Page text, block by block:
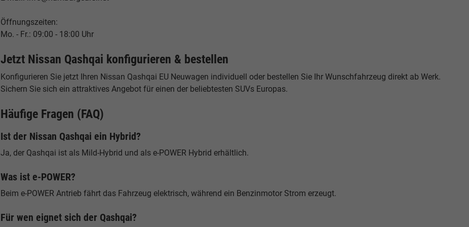
Öffnungszeiten:
Mo. - Fr.: 09:00 - 18:00 Uhr
Jetzt Nissan Qashqai konfigurieren & bestellen
Konfigurieren Sie jetzt Ihren Nissan Qashqai EU Neuwagen individuell oder bestellen Sie Ihr Wunschfahrzeug direkt ab Werk.
Sichern Sie sich ein attraktives Angebot für einen der beliebtesten SUVs Europas.
Häufige Fragen (FAQ)
Ist der Nissan Qashqai ein Hybrid?
Ja, der Qashqai ist als Mild-Hybrid und als e-POWER Hybrid erhältlich.
Was ist e-POWER?
Beim e-POWER Antrieb fährt das Fahrzeug elektrisch, während ein Benzinmotor Strom erzeugt.
Für wen eignet sich der Qashqai?